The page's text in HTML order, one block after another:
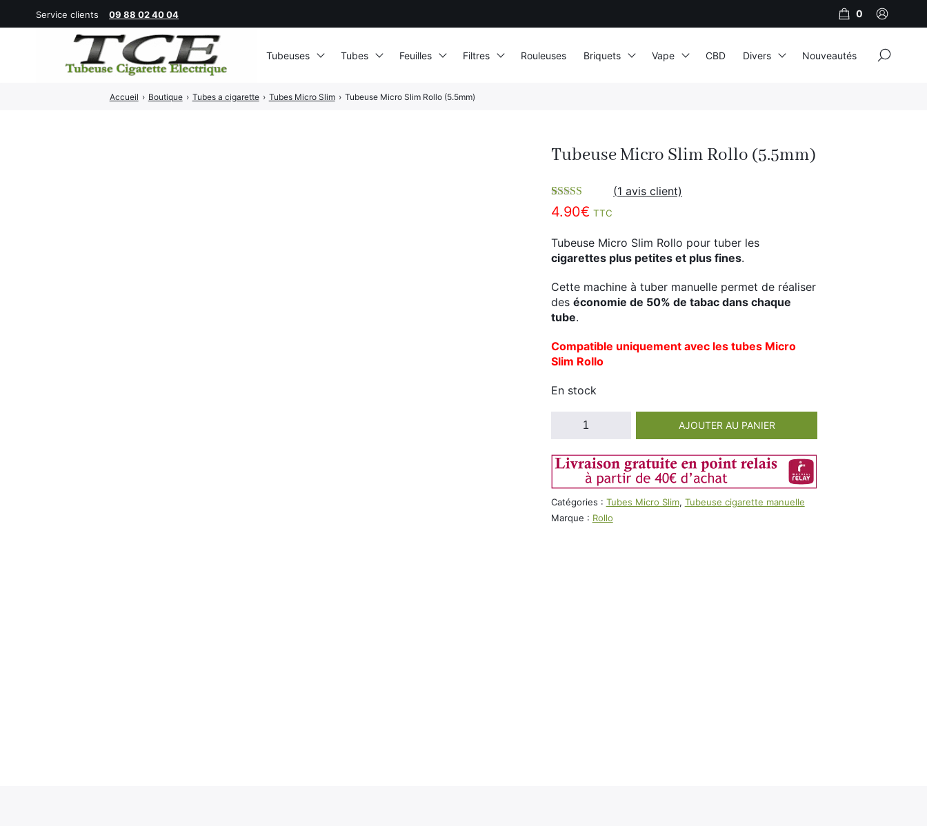
Tubeuse Micro Slim Rollo (5.5mm)
Noté4.00
sur 5 basé
1
notation
client
(1 avis client)
4.90€ TTC
Tubeuse Micro Slim Rollo pour tuber les
cigarettes plus petites et plus fines.
Cette machine à tuber manuelle permet de réaliser
des économie de 50% de tabac dans chaque
tube.
Compatible uniquement avec les tubes Micro
Slim Rollo
En stock
quantité
Micro
Rollo
(5.5mm)
AJOUTER AU PANIER
Catégories : Tubes Micro Slim, Tubeuse cigarette manuelle
Marque : Rollo
Accueil › Boutique › Tubes a cigarette › Tubes Micro Slim › Tubeuse Micro Slim Rollo (5.5mm)
Service clients 09 88 02 40 04 0
Tubeuses Tubes Feuilles Filtres Rouleuses Briquets Vape
Al Fakher
10ml
50ml
CBD Divers Nouveautés
: